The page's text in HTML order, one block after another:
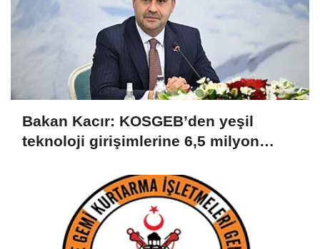
Bakan Kacır: KOSGEB’den yeşil
teknoloji girişimlerine 6,5 milyon